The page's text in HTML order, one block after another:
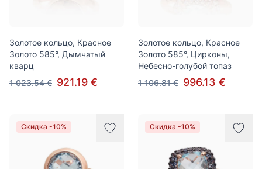
Золотое кольцо, Красное
Золото 585°, Дымчатый
кварц
1 023.54 € 921.19 €
Золотое кольцо, Красное
Золото 585°, Цирконы,
Небесно-голубой топаз
1 106.81 € 996.13 €
Скидка -10% Скидка -10%